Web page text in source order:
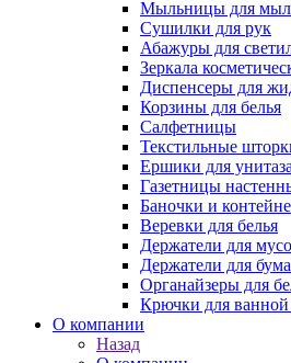
Мыльницы для
Сушилки для рук
Абажуры для
Зеркала
Диспенсеры для
Корзины для белья
Салфетницы
Текстильные
Ершики для унитаза
Газетницы
Баночки и
Веревки для белья
Держатели для
Держатели для
Органайзеры для
Крючки для
О компании
Назад